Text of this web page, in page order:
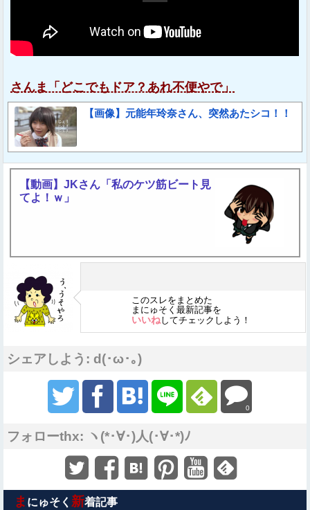
さんま「どこでもドア？あれ不便やで」
【画像】元能年玲奈さん、突然あたシコ！！
【動画】JKさん「私のケツ筋ビート見
てよ！ｗ」
このスレをまとめた
まにゅそく最新記事を
いいねしてチェックしよう！
シェアしよう: d(･ω･｡)
0
フォローthx: ヽ(*･∀･)人(･∀･*)ﾉ
ま にゅそく 新着記事